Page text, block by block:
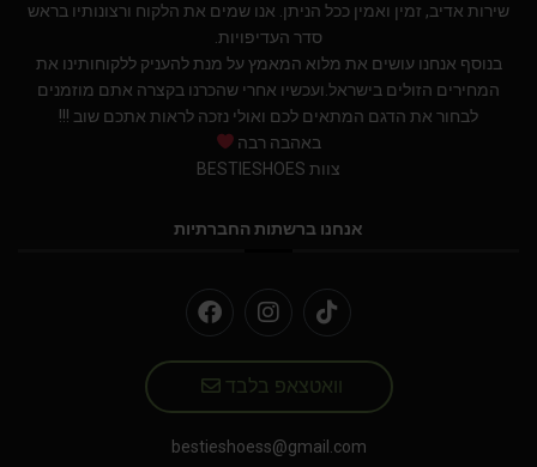
שירות אדיב, זמין ואמין ככל הניתן. אנו שמים את הלקוח ורצונותיו בראש
סדר העדיפויות.
בנוסף אנחנו עושים את מלוא המאמץ על מנת להעניק ללקוחותינו את
המחירים הזולים בישראל.ועכשיו אחרי שהכרנו בקצרה אתם מוזמנים
לבחור את הדגם המתאים לכם ואולי נזכה לראות אתכם שוב !!!
באהבה רבה
צוות BESTIESHOES
אנחנו ברשתות החברתיות
וואטצאפ בלבד
bestieshoess@gmail.com